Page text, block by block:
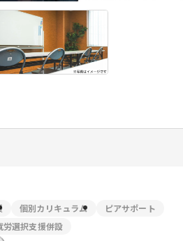
個別カリキュラム
ピアサポート
労選択支援併設